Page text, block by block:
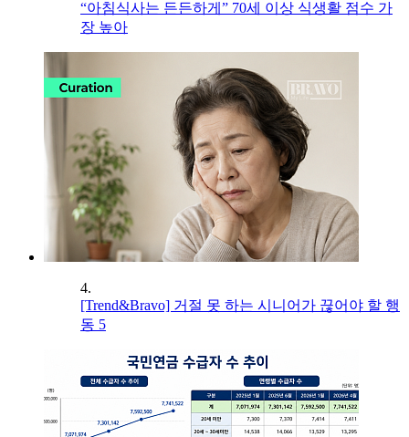
“아침식사는 든든하게” 70세 이상 식생활 점수 가
장 높아
4.
[Trend&Bravo] 거절 못 하는 시니어가 끊어야 할 행
동 5